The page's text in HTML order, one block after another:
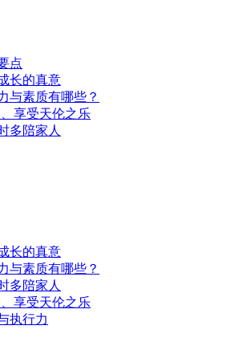
点
长的真意
与素质有哪些？
享受天伦之乐
多陪家人
长的真意
与素质有哪些？
多陪家人
享受天伦之乐
执行力